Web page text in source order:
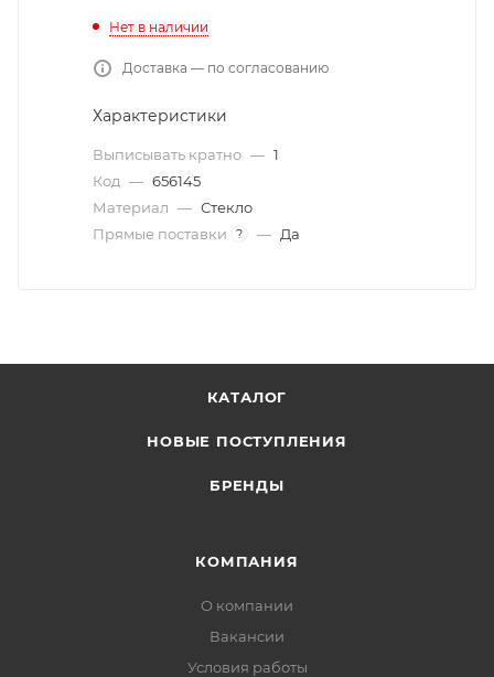
Нет в наличии
Доставка — по согласованию
Характеристики
Выписывать кратно — 1
Код — 656145
Материал — Стекло
Прямые поставки
? — Да
КАТАЛОГ
НОВЫЕ ПОСТУПЛЕНИЯ
БРЕНДЫ
КОМПАНИЯ
О компании
Вакансии
Условия работы